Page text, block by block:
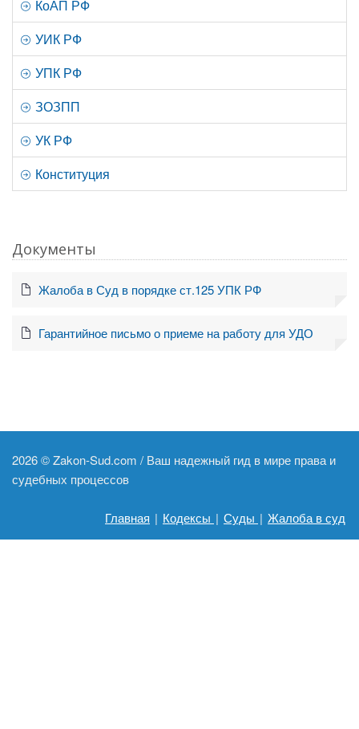
КоАП РФ
УИК РФ
УПК РФ
ЗОЗПП
УК РФ
Конституция
Документы
Жалоба в Суд в порядке ст.125 УПК РФ
Гарантийное письмо о приеме на работу для УДО
2026 ©Zakon-Sud.com / Ваш надежный гид в мире права и
судебных процессов
Главная | Кодексы | Суды | Жалоба в суд